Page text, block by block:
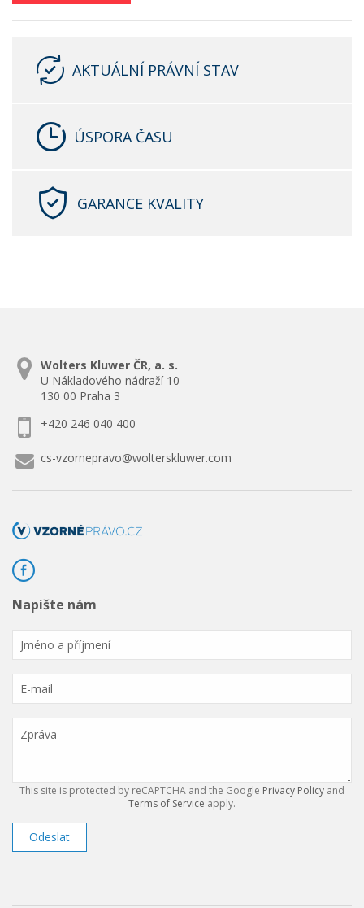
AKTUÁLNÍ PRÁVNÍ STAV
ÚSPORA ČASU
GARANCE KVALITY
Wolters Kluwer ČR, a. s.
U Nákladového nádraží 10
130 00 Praha 3
+420 246 040 400
cs-vzornepravo@wolterskluwer.com
Napište nám
This site is protected by reCAPTCHA and the Google Privacy Policy and
Terms of Service apply.
Odeslat